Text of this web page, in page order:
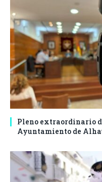
Pleno extraordinario
Ayuntamiento de